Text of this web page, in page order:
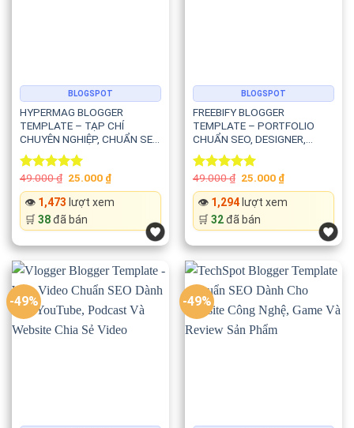
BLOGSPOT
HYPERMAG BLOGGER
TEMPLATE – TẠP CHÍ
CHUYÊN NGHIỆP, CHUẨN SEO
VÀ TỐI ƯU HIỆU SUẤT
Rated5.00
out of 5
49.000₫ Original
was:
49.000 ₫.
25.000 ₫Current
price
is:
25.000 ₫.
👁️ 1,473 lượt xem
🛒 38đã bán
BLOGSPOT
FREEBIFY BLOGGER
TEMPLATE – PORTFOLIO
CHUẨN SEO, DESIGNER,
FREELANCER, WEBSITE SÁNG
TẠO
Rated5.00
out of 5
49.000₫ Original
was:
49.000 ₫.
25.000 ₫Current
price
is:
25.000 ₫.
👁️ 1,294lượt xem
🛒 32đã bán
-49% -49%